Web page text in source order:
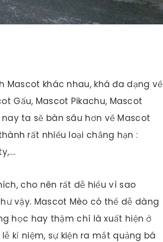
Mascot khác nhau, khá đa dạng về
Gấu, Mascot Pikachu, Mascot
nay ta sẽ bàn sâu hơn về Mascot
rất nhiều loại chẳng hạn :
cho nên rất dễ hiểu vì sao
vậy. Mascot Mèo có thể dễ dàng
học hay thậm chí là xuất hiện ở
kỉ niệm, sự kiện ra mắt quảng bá